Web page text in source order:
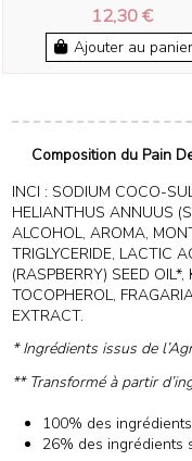
12,30 €
Ajouter au panier
Composition du Pain
INCI : SODIUM COCO-
HELIANTHUS ANNUUS
ALCOHOL, AROMA,
TRIGLYCERIDE, LACTIC
(RASPBERRY) SEED
TOCOPHEROL,
EXTRACT.
* Ingrédients issus de
** Transformé à partir
100% des
26% des ingrédients